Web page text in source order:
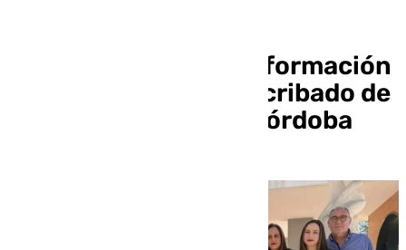
IU exige a la Junta información
sobre los fallos en el cribado de
cáncer de mama en Córdoba